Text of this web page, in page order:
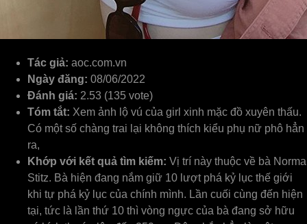
Tác giả: aoc.com.vn
Ngày đăng: 08/06/2022
Đánh giá: 2.53 (135 vote)
Tóm tắt: Xem ảnh lộ vú của girl xinh mặc đồ xuyên thấu.
Có một số chàng trai lại không thích kiểu phụ nữ phô hẳn
ra,
Khớp với kết quả tìm kiếm: Vị trí này thuộc về bà Norma
Stitz. Bà hiện đang nắm giữ 10 lượt phá kỷ lục thế giới
khi tự phá kỷ lục của chính mình. Lần cuối cùng đến hiện
tại, tức là lần thứ 10 thì vòng ngực của bà đang sở hữu